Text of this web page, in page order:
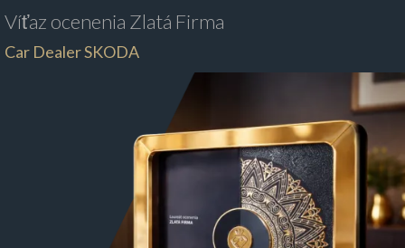
Víťaz ocenenia Zlatá Firma
Car Dealer SKODA